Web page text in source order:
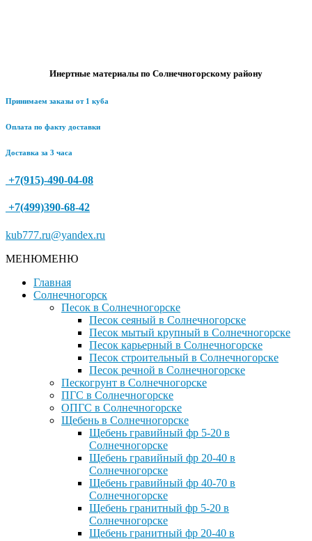
Инертные материалы по Солнечногорскому району
Принимаем заказы от 1 куба
Оплата по факту доставки
Доставка за 3 часа
+7(915)-490-04-08
+7(499)390-68-42
kub777.ru@yandex.ru
МЕНЮМЕНЮ
Главная
Солнечногорск
Песок в Солнечногорске
Песок сеяный в Солнечногорске
Песок мытый крупный в Солнечногорске
Песок карьерный в Солнечногорске
Песок строительный в Солнечногорске
Песок речной в Солнечногорске
Пескогрунт в Солнечногорске
ПГС в Солнечногорске
ОПГС в Солнечногорске
Щебень в Солнечногорске
Щебень гравийный фр 5-20 в
Солнечногорске
Щебень гравийный фр 20-40 в
Солнечногорске
Щебень гравийный фр 40-70 в
Солнечногорске
Щебень гранитный фр 5-20 в
Солнечногорске
Щебень гранитный фр 20-40 в